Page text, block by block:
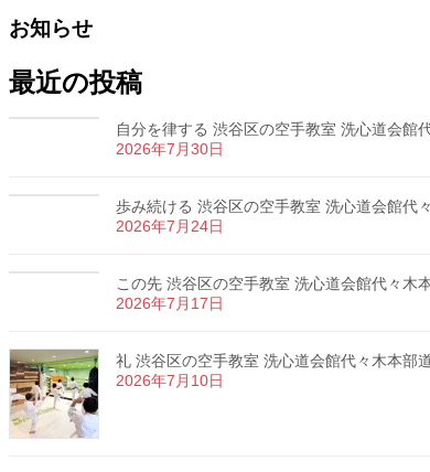
お知らせ
最近の投稿
自分を律する 渋谷区の空手教室 洗心道会館
2026年7月30日
歩み続ける 渋谷区の空手教室 洗心道会館代
2026年7月24日
この先 渋谷区の空手教室 洗心道会館代々木
2026年7月17日
礼 渋谷区の空手教室 洗心道会館代々木本部
2026年7月10日